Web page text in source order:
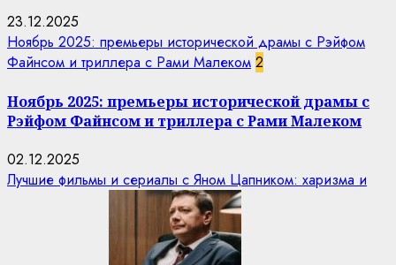
23.12.2025
Ноябрь 2025: премьеры исторической драмы с Рэйфом
Файнсом и триллера с Рами Малеком 2
Ноябрь 2025: премьеры исторической драмы с
Рэйфом Файнсом и триллера с Рами Малеком
02.12.2025
Лучшие фильмы и сериалы с Яном Цапником: харизма и